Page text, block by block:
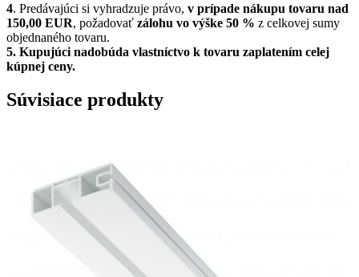
4. Predávajúci si vyhradzuje právo, v prípade nákupu tovaru nad
150,00 EUR, požadovať zálohu vo výške 50 % z celkovej sumy
objednaného tovaru.
5. Kupujúci nadobúda vlastníctvo k tovaru zaplatením celej
kúpnej ceny.
Súvisiace produkty